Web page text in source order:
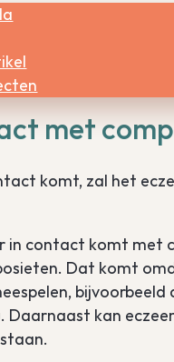
voor licht. Bij
op de bovenkant
met
komt, zal het
in contact komt met
Dat komt
Daarnaast kan